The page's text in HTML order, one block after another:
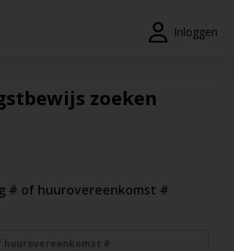
Inloggen
zoeken
# of huurovereenkomst #
huurovereenkomst #: